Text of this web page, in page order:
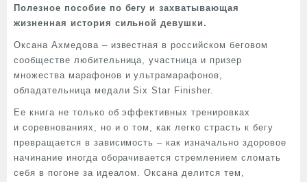
Полезное пособие по бегу и захватывающая
жизненная история сильной девушки.
Оксана Ахмедова – известная в российском беговом
сообществе любительница, участница и призер
множества марафонов и ультрамарафонов,
обладательница медали Six Star Finisher.
Ее книга не только об эффективных тренировках
и соревнованиях, но и о том, как легко страсть к бегу
превращается в зависимость – как изначально здоровое
начинание иногда оборачивается стремлением сломать
себя в погоне за идеалом. Оксана делится тем,